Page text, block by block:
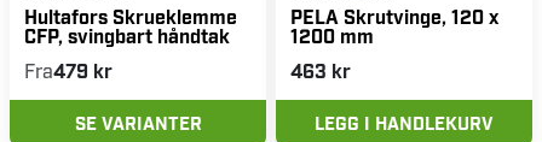
Hultafors Skrueklemme
CFP, svingbart håndtak
Fra479 kr
SE VARIANTER
PELA Skrutvinge, 120 x
1200 mm
463 kr
LEGG I HANDLEKURV